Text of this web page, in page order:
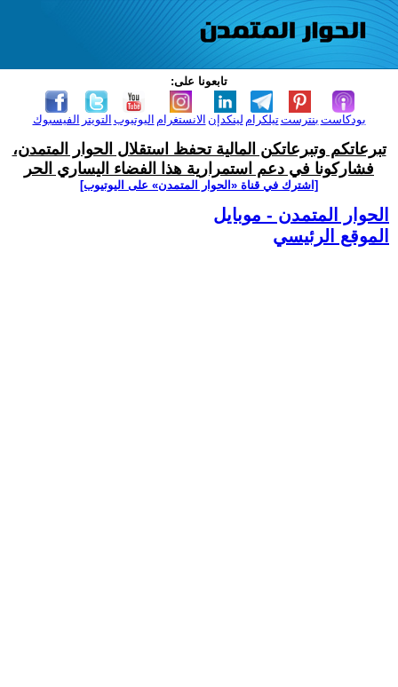
تابعونا على:
الفيسبوك التويتر اليوتيوب الانستغرام لينكدإن تيلكرامبنترست بودكاست
تبرعاتكم وتبرعاتكن المالية تحفظ استقلال الحوار المتمدن،
فشاركونا في دعم استمرارية هذا الفضاء اليساري الحر
[اشترك في قناة ‫«الحوار المتمدن» على اليوتيوب]
الحوار المتمدن - موبايل
الموقع الرئيسي